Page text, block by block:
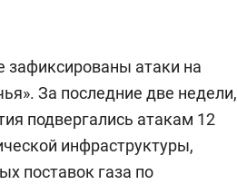
зафиксированы атаки на
За последние две недели,
подвергались атакам 12
инфраструктуры,
поставок газа по